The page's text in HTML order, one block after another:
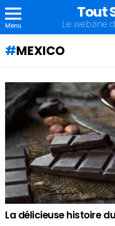
Menu
Tout
Le webzine
MEXICO
QU'ALLEZ-
VOUS
APPRENDRE
AUJOURD'HUI
La délicieuse histoire